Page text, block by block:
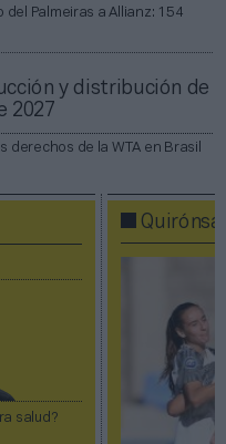
del Palmeiras a Allianz: 154
y distribución de
2027
derechos de la WTA en Brasil
salud?